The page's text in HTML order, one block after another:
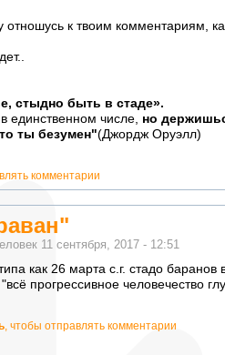
отношусь к твоим комментариям,
стыдно быть в стаде».
единственном числе, но
ты безумен"(Джордж Оруэлл)
комментарии
11 сентября, 2017 - 12:51
как 26 марта с.г. стадо баранов
прогрессивное человечество
, чтобы отправлять комментарии